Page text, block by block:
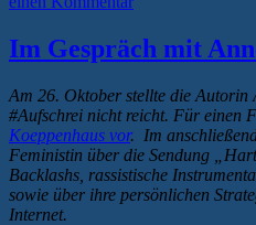
Im Gespräch mit
Am 26. Oktober stellte die Autorin
#Aufschrei nicht reicht. Für einen
Koeppenhaus vor. Im
Feministin über die Sendung
Backlashs, rassistische
sowie über ihre persönlichen
Internet.